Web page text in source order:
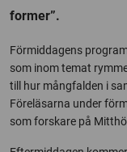
former”.
Förmiddagens
som inom temat
till hur mångfalden i
Föreläsarna under
som forskare på